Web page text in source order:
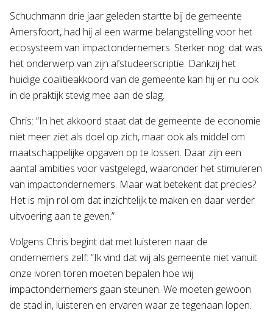
Schuchmann drie jaar geleden startte bij de gemeente
Amersfoort, had hij al een warme belangstelling voor het
ecosysteem van impactondernemers. Sterker nog: dat was
het onderwerp van zijn afstudeerscriptie. Dankzij het
huidige coalitieakkoord van de gemeente kan hij er nu ook
in de praktijk stevig mee aan de slag.
Chris: “In het akkoord staat dat de gemeente de economie
niet meer ziet als doel op zich, maar ook als middel om
maatschappelijke opgaven op te lossen. Daar zijn een
aantal ambities voor vastgelegd, waaronder het stimuleren
van impactondernemers. Maar wat betekent dat precies?
Het is mijn rol om dat inzichtelijk te maken en daar verder
uitvoering aan te geven.”
Volgens Chris begint dat met luisteren naar de
ondernemers zelf: “Ik vind dat wij als gemeente niet vanuit
onze ivoren toren moeten bepalen hoe wij
impactondernemers gaan steunen. We moeten gewoon
de stad in, luisteren en ervaren waar ze tegenaan lopen.